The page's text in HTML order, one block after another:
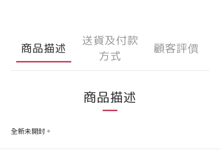
商品描述
送貨及付款
方式
顧客評價
商品描述
全新未開封。